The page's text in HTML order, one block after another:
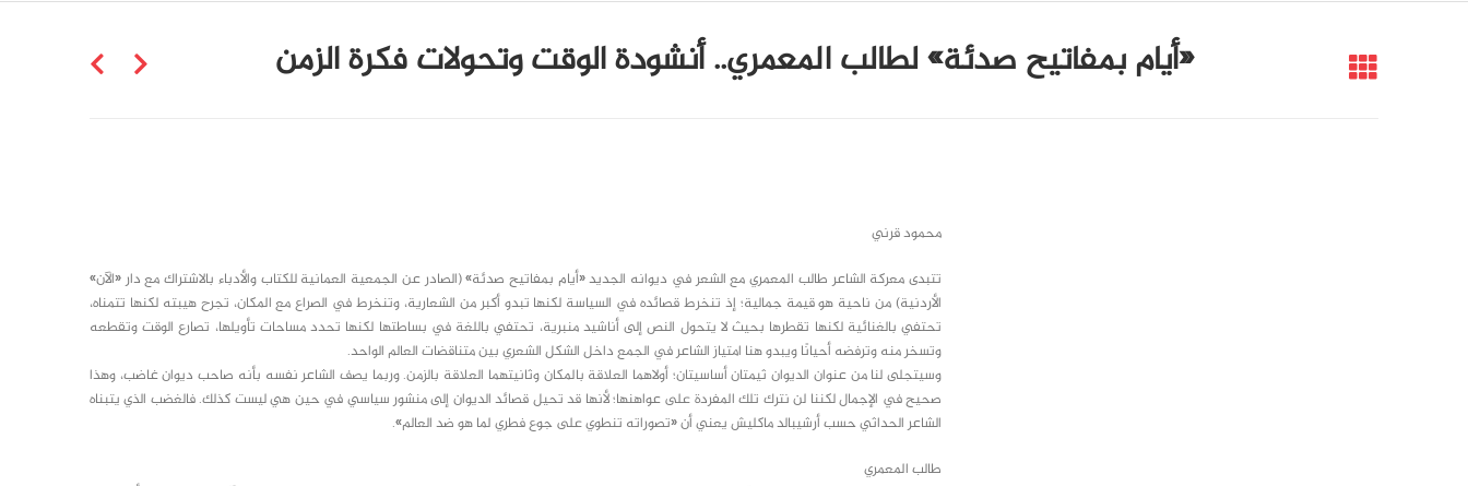
«أيام بمفاتيح صدئة» لطالب المعمري.. أنشودة الوقت وتحولات فكرة الزمن
محمود قرني
تتبدى معركة الشاعر طالب المعمري مع الشعر في ديوانه الجديد «أيام بمفاتيح صدئة» (الصادر عن الجمعية العمانية للكتاب والأدباء بالاشتراك مع دار «الآن»
الأردنية) من ناحية هو قيمة جمالية؛ إذ تنخرط قصائده في السياسة لكنها تبدو أكبر من الشعارية، وتنخرط في الصراع مع المكان، تجرح هيبته لكنها تتمناه،
تحتفي بالغنائية لكنها تقطرها بحيث لا يتحول النص إلى أناشيد منبرية، تحتفي باللغة في بساطتها لكنها تحدد مساحات تأويلها، تصارع الوقت وتقطعه
وتسخر منه وترفضه أحيانًا ويبدو هنا امتياز الشاعر في الجمع داخل الشكل الشعري بين متناقضات العالم الواحد.
وسيتجلى لنا من عنوان الديوان ثيمتان أساسيتان؛ أولاهما العلاقة بالمكان وثانيتهما العلاقة بالزمن. وربما يصف الشاعر نفسه بأنه صاحب ديوان غاضب، وهذا
صحيح في الإجمال لكننا لن نترك تلك المفردة على عواهنها؛ لأنها قد تحيل قصائد الديوان إلى منشور سياسي في حين هي ليست كذلك. فالغضب الذي يتبناه
الشاعر الحداثي حسب أرشيبالد ماكليش يعني أن «تصوراته تنطوي على جوع فطري لما هو ضد العالم».
طالب المعمري